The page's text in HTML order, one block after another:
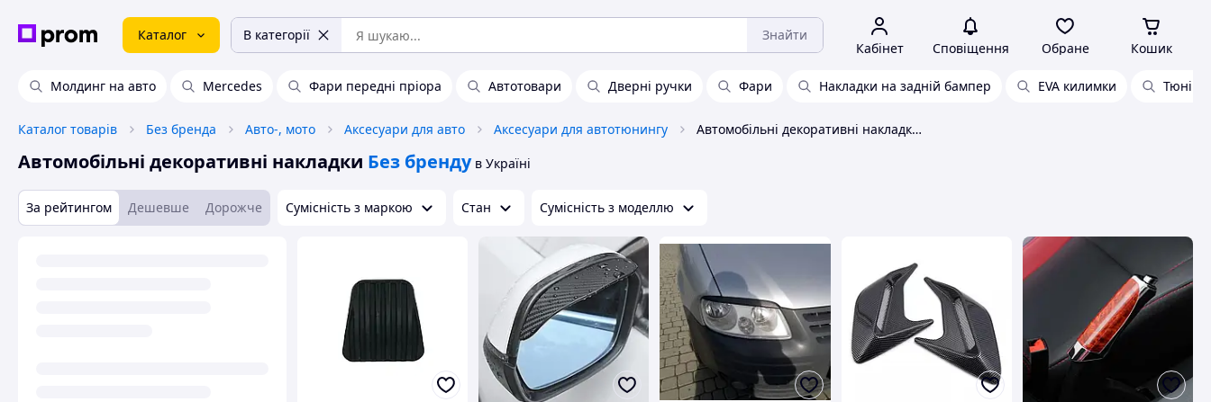
Каталог В категорії Знайти
Кабінет Сповіщення Обране Кошик
Молдинг на авто Mercedes Фари передні пріора Автотовари Дверні ручки Фари Накладки на задній бампер EVA килимки Тюнінг
Каталог товарів Без бренда Авто-, мото Аксесуари для авто Аксесуари для автотюнингу Автомобільні декоративні накладки Без бренду
Автомобільні декоративні накладки Без бренду в Україні
За рейтингом Дешевше Дорожче Сумісність з маркою Стан Сумісність з моделлю